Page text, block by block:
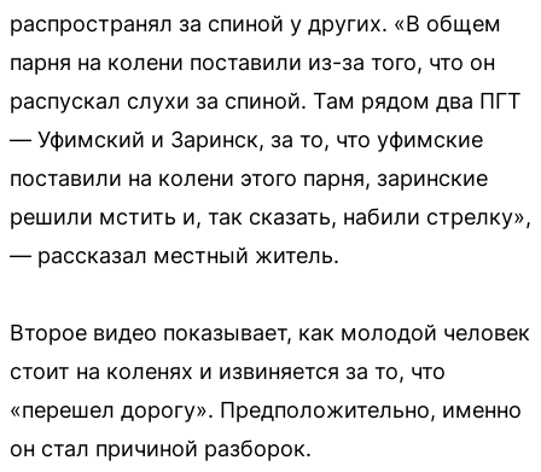
распространял за спиной у других. «В общем
парня на колени поставили из-за того, что он
распускал слухи за спиной. Там рядом два ПГТ
— Уфимский и Заринск, за то, что уфимские
поставили на колени этого парня, заринские
решили мстить и, так сказать, набили стрелку»,
— рассказал местный житель.
Второе видео показывает, как молодой человек
стоит на коленях и извиняется за то, что
«перешел дорогу». Предположительно, именно
он стал причиной разборок.